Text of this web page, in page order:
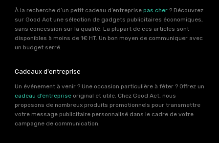
À la recherche d’un petit cadeau d’entreprise pas cher ? Découvrez
sur Good Act une sélection de gadgets publicitaires économiques,
sans concession sur la qualité. La plupart de ces articles sont
disponibles à moins de 1€ HT. Un bon moyen de communiquer avec
un budget serré.
Cadeaux d'entreprise
Un événement à venir ? Une occasion particulière à fêter ? Offrez un
cadeau d’entreprise original et utile. Chez Good Act, nous
proposons de nombreux produits promotionnels pour transmettre
votre message publicitaire personnalisé dans le cadre de votre
campagne de communication.